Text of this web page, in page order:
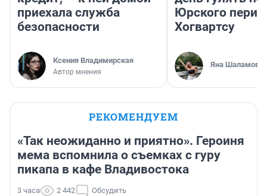
приехала служба
безопасности
Ксения Владимирская
Автор мнения
Юрского
Хогвартсу
Яна Шаламова
РЕКОМЕНДУЕМ
«Так неожиданно и приятно». Героиня
мема вспомнила о съемках с гуру
пикапа в кафе Владивостока
3 часа 2 442 Обсудить